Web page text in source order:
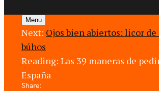
Menu
Next: Ojos bien abiertos: licor de
búhos
Reading: Las 39 maneras de
España
Share: